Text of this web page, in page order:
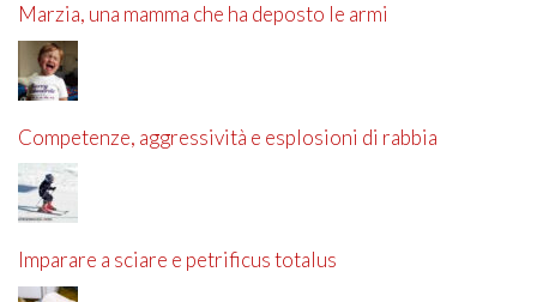
Marzia, una mamma che ha deposto le armi
Competenze, aggressività e esplosioni di rabbia
Imparare a sciare e petrificus totalus